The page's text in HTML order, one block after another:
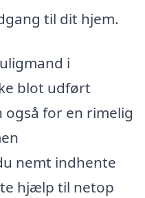
til dit hjem.
i
blot udført
for en rimelig
nemt indhente
hjælp til netop